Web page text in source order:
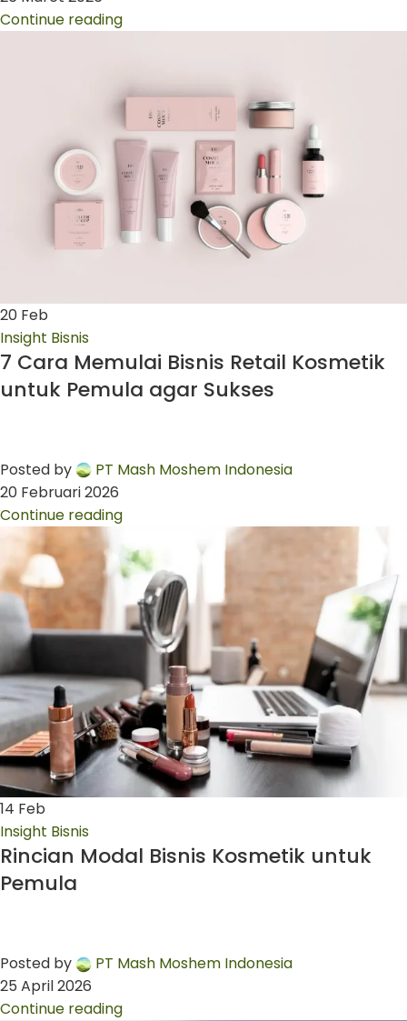
Continue reading
20 Feb
Insight Bisnis
7 Cara Memulai Bisnis Retail Kosmetik
untuk Pemula agar Sukses
Posted by
PT Mash Moshem Indonesia
20 Februari 2026
Continue reading
14 Feb
Insight Bisnis
Rincian Modal Bisnis Kosmetik untuk
Pemula
Posted by
PT Mash Moshem Indonesia
25 April 2026
Continue reading